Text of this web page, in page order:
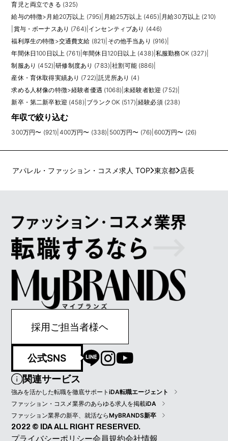
育児と両立できる (325)
給与の特徴> 月給20万以上 (795) 月給25万以上 (465) 月給30万以上 (210)
賞与・ボーナスあり (764) インセンティブあり (446)
福利厚生の特徴>交通費支給 (821) その他手当あり (916)
年間休日100日以上 (761) |年間休日120日以上 (438) 私服勤務OK (327)
制服あり (452) |研修制度あり (783) |社割可能 (886)
産休・育休取得実績あり (722) |託児所あり (4)
求める人材像の特徴>経験者優遇 (1068) |未経験者歓迎 (752)
新卒・第二新卒歓迎 (458) ブランクOK (517) |経験必須 (238)
年収で絞り込む
300万円〜 (921) 400万円〜 (338) 500万円〜 (76) 600万円〜 (26)
アパレル・ファッション・コスメ求人 TOP 東京都 店長
採用ご担当者様ヘ
公式SNS
関連サービス
強みを活かした転職を徹底サポートiDA転職エージェント
ファッション・コスメ業界のあらゆる求人を掲載iDA
ファッション業界の新卒、就活ならMyBRANDS新卒
2022 © IDA ALL RIGHT RESERVED.
プライバシーポリシー会員規約会社情報